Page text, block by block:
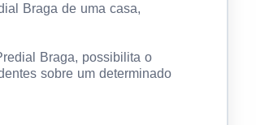
Braga de uma casa,
Braga, possibilita o
sobre um determinado